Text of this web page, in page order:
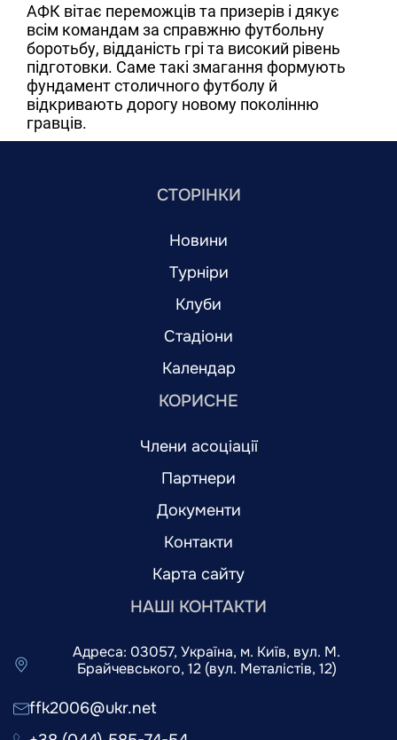
АФК вітає переможців та призерів і дякує
всім командам за справжню футбольну
боротьбу, відданість грі та високий рівень
підготовки. Саме такі змагання формують
фундамент столичного футболу й
відкривають дорогу новому поколінню
гравців.
СТОРІНКИ
Новини
Турніри
Клуби
Стадіони
Календар
КОРИСНЕ
Члени асоціації
Партнери
Документи
Контакти
Карта сайту
НАШІ КОНТАКТИ
Адреса: 03057, Україна, м. Київ, вул. М.
Брайчевського, 12 (вул. Металістів, 12)
ffk2006@ukr.net